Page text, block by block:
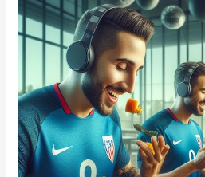
Manchester
City
del
futbol
inglés